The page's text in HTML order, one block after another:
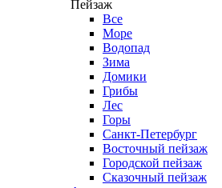
Пейзаж
Все
Море
Водопад
Зима
Домики
Грибы
Лес
Горы
Санкт-Петербург
Восточный пейзаж
Городской пейзаж
Сказочный пейзаж